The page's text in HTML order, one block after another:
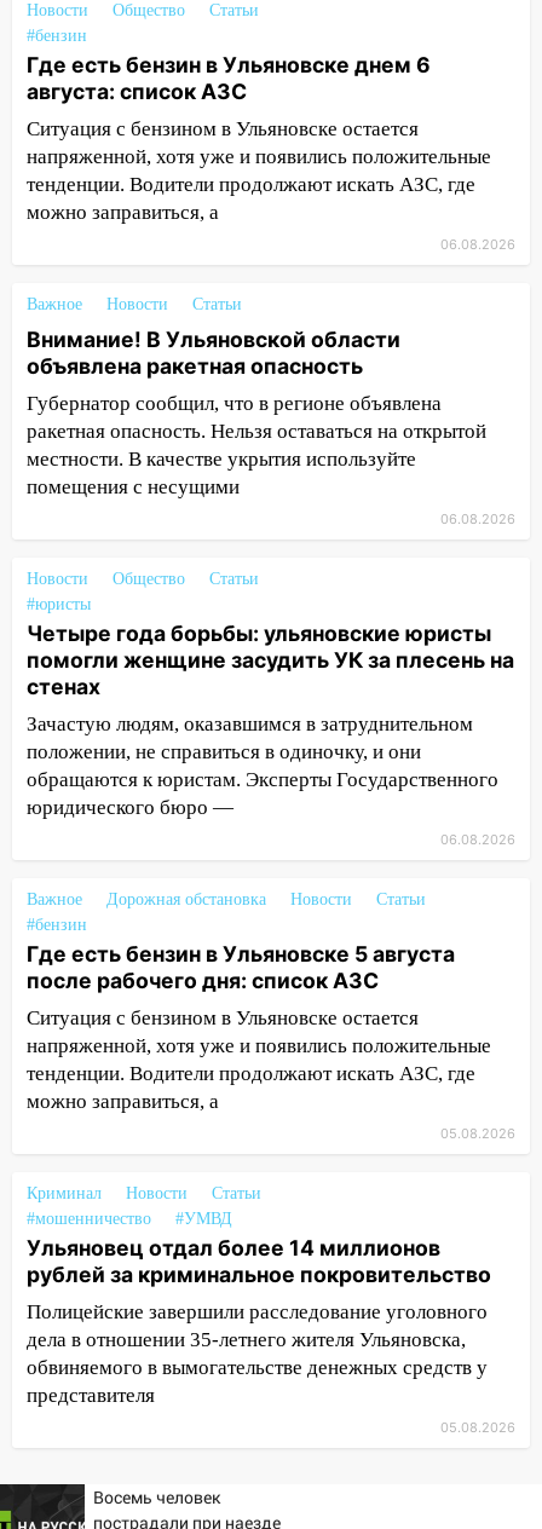
придётся ездить в райцентр ради сдачи
анализов
15:30 После жалобы прокурору на
улице Льва Толстого в Старой Майне
восстановили освещение
15:23 За неделю ульяновские спасатели
спасли восемь человек
миллионов рублей
14:30 Застолье закончилось кражей:
ульяновец перевёл себе деньги с карты
знакомого
14:01 За неделю в Ульяновской области
поймали 48 пьяных водителей
Хотел «подарить жене машину»,
тысяч рублей
13:30 Пять встреч и почти 5 млн рублей:
ульяновский пенсионер отдал деньги
курьеру мошенников
13:16 На Московском шоссе Opel не
уступил дорогу и столкнулся с Kia:
водитель госпитализирован
13:01
В Засвияжье Skoda сбила
12:49
В Заволжье Hyundai сбил 68-
летнюю женщину на пешеходном
переходе
12:40 В Новой Малыкле Mitsubishi сбил
велосипедиста на перекрёстке
12:21
Заволжье ушло под воду после
ливня: дорожникам пришлось срочно
расчищать ливнёвки
Ульяновске планируют открыть к
сентябрю
10:25 Курьер мошенников из Казани
забрал у пенсионерки из
Димитровграда более 1,1 млн рублей
10:01
В Заволжском районе Ульяновска
загорелся легковой автомобиль
В Заволжском районе Ульяновска
09:45
В Заволжском районе Ульяновска
Новости Общество
Статьи
#бензин
Где есть бензин в Ульяновске днем 6
августа: список АЗС
Ситуация с бензином в Ульяновске остается
напряженной, хотя уже и появились положительные
тенденции. Водители продолжают искать АЗС, где
можно заправиться, а
06.08.2026
Важное Новости Статьи
Внимание! В Ульяновской области
объявлена ракетная опасность
Губернатор сообщил, что в регионе объявлена
ракетная опасность. Нельзя оставаться на открытой
местности. В качестве укрытия используйте
помещения с несущими
06.08.2026
Новости Общество
Статьи
#юристы
Четыре года борьбы: ульяновские юристы
помогли женщине засудить УК за плесень на
стенах
Зачастую людям, оказавшимся в затруднительном
положении, не справиться в одиночку, и они
обращаются к юристам. Эксперты Государственного
юридического бюро —
06.08.2026
Важное Дорожная обстановка Новости
Статьи
#бензин
Где есть бензин в Ульяновске 5 августа
после рабочего дня: список АЗС
Ситуация с бензином в Ульяновске остается
напряженной, хотя уже и появились положительные
тенденции. Водители продолжают искать АЗС, где
можно заправиться, а
05.08.2026
Криминал Новости
Статьи
#мошенничество
#УМВД
Ульяновец отдал более 14 миллионов
рублей за криминальное покровительство
Полицейские завершили расследование уголовного
дела в отношении 35-летнего жителя Ульяновска,
обвиняемого в вымогательстве денежных средств у
представителя
05.08.2026
Восемь человек
пострадали при наезде